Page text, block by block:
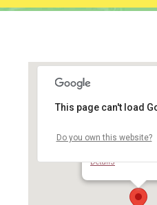
Ateneu Roig
Details
This page can't load
Do you own this website?